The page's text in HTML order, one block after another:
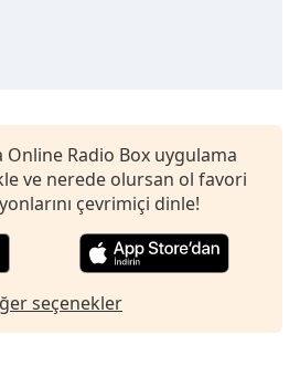
Online Radio Box uygulama
ve nerede olursan ol favori
çevrimiçi dinle!
seçenekler